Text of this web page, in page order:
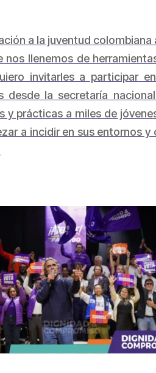
a la juventud
nos llenemos de
invitarles a participar en
desde la secretaría
prácticas a miles de
a incidir en sus entornos